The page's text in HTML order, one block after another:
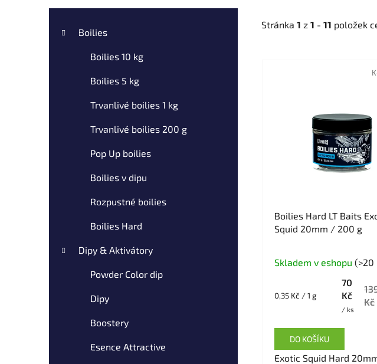
kategorieBoilies
Boilies 10 kg
Boilies 5 kg
Trvanlivé boilies 1 kg
Trvanlivé boilies 200 g
Pop Up boilies
Boilies v dipu
Rozpustné boilies
Boilies Hard
Dipy & Aktivátory
Powder Color dip
Dipy
Boostery
Esence Attractive
Stránka 1 z 1 - 11 položek
Boilies Hard LT Baits
Squid 20mm / 200 g
Skladem v eshopu (>20
70
Kč
/ ks
Kč
Měrná
0,35 Kč / 1 g
DO KOŠÍKU
Exotic Squid Hard